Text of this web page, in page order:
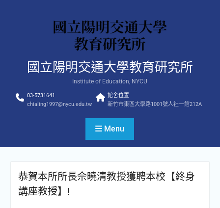
國立陽明交通大學教育研究所
Institute of Education, NYCU
03-5731641
chialing1997@nycu.edu.tw
館舍位置
新竹市東區大學路1001號人社一館212A
Menu
恭賀本所所長佘曉清教授獲聘本校【終身
講座教授】!